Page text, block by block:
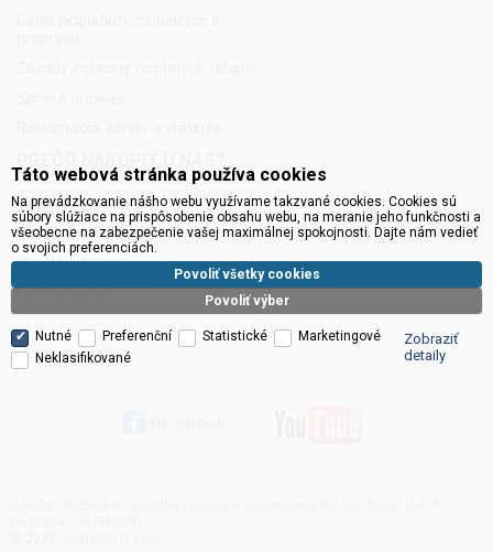
Technická podpora
Servis a reklamácie
Novinky do mailu
Na stiahnutie
Táto webová stránka používa cookies
Na prevádzkovanie nášho webu využívame takzvané cookies. Cookies sú
súbory slúžiace na prispôsobenie obsahu webu, na meranie jeho funkčnosti a
všeobecne na zabezpečenie vašej maximálnej spokojnosti. Dajte nám vedieť
o svojich preferenciách.
Povoliť výber
Povoliť všetky cookies
Nutné Preferenční Statistické
Marketingové
Neklasifikované
Zobraziť
detaily